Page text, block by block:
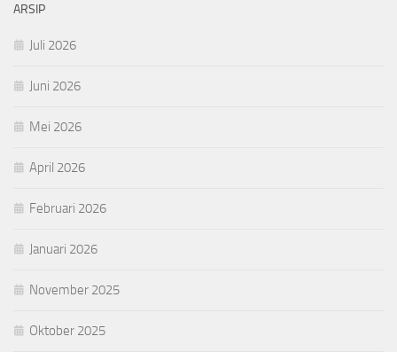
ARSIP
Juli 2026
Juni 2026
Mei 2026
April 2026
Februari 2026
Januari 2026
November 2025
Oktober 2025